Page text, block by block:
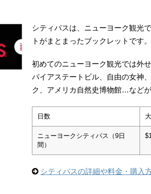
シティパスは、ニューヨーク観光
トがまとまったブックレットです。
初めてのニューヨーク観光では外
パイアステートビル、自由の女神
ク、アメリカ自然史博物館…などが
日数
ニューヨークシティパス（9日
間）
シティパスの詳細や料金・購入